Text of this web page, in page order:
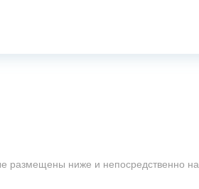
размещены ниже и непосредственно на